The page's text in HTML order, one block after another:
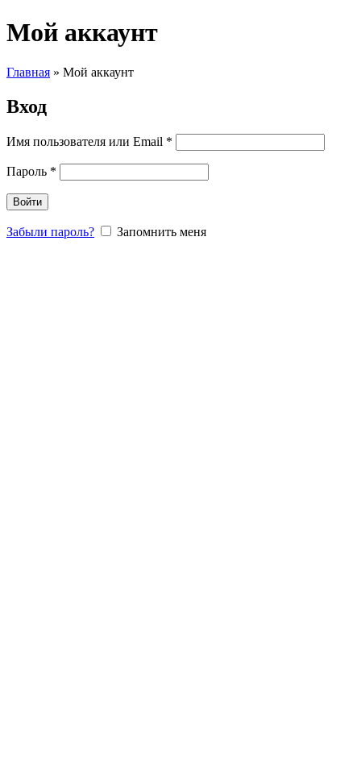
Мой аккаунт
Главная » Мой аккаунт
Вход
Имя пользователя или Email *
Пароль *
Войти
Забыли пароль? Запомнить меня